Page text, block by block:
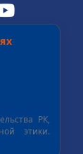
РК,
этики.